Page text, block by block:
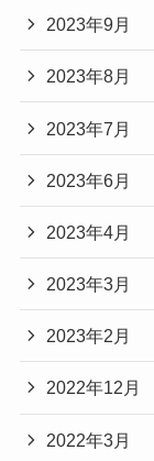
2023年9月
2023年8月
2023年7月
2023年6月
2023年4月
2023年3月
2023年2月
2022年12月
2022年3月